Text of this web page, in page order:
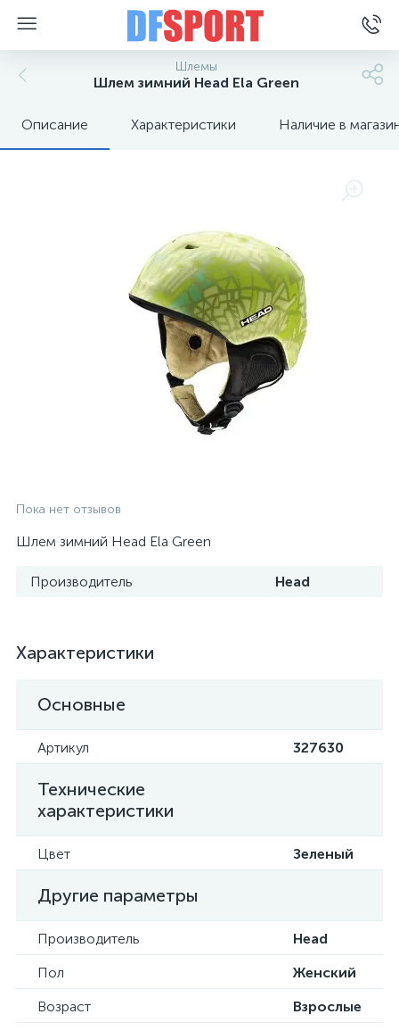
Шлемы
Шлем зимний Head Ela Green
Описание Характеристики Наличие в
Пока нет отзывов
Шлем зимний Head Ela Green
Производитель Head
Характеристики
Основные
Артикул 327630
Технические
характеристики
Цвет Зеленый
Другие параметры
Производитель
Head
Пол
Женский
Возраст
Взрослые